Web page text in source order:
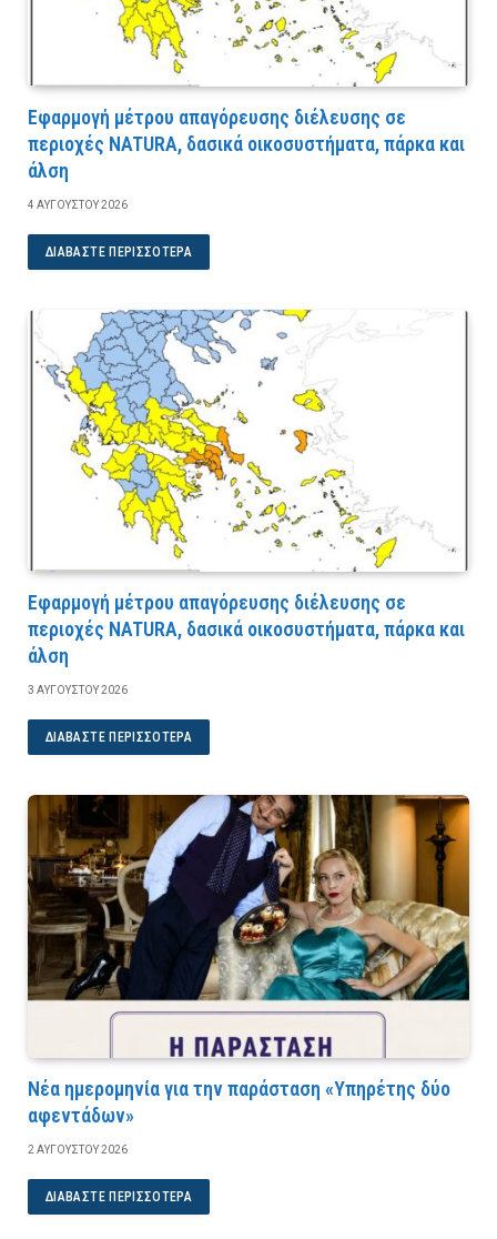
Εφαρμογή μέτρου απαγόρευσης διέλευσης σε
περιοχές NATURA, δασικά οικοσυστήματα, πάρκα και
άλση
4 ΑΥΓΟΎΣΤΟΥ 2026
ΔΙΑΒΆΣΤΕ ΠΕΡΙΣΣΌΤΕΡΑ
Εφαρμογή μέτρου απαγόρευσης διέλευσης σε
περιοχές NATURA, δασικά οικοσυστήματα, πάρκα και
άλση
3 ΑΥΓΟΎΣΤΟΥ 2026
ΔΙΑΒΆΣΤΕ ΠΕΡΙΣΣΌΤΕΡΑ
Νέα ημερομηνία για την παράσταση «Υπηρέτης δύο
αφεντάδων»
2 ΑΥΓΟΎΣΤΟΥ 2026
ΔΙΑΒΆΣΤΕ ΠΕΡΙΣΣΌΤΕΡΑ